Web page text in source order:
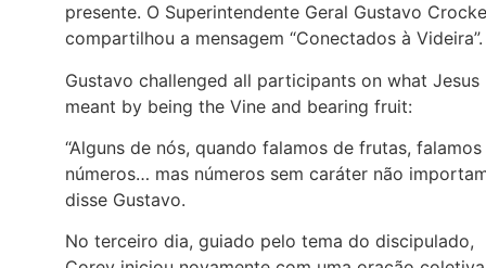
presente. O Superintendente Geral Gustavo
compartilhou a mensagem “Conectados à Videira”.
Gustavo challenged all participants on what Jesus
meant by being the Vine and bearing fruit:
“Alguns de nós, quando falamos de frutas,
números… mas números sem caráter não
disse Gustavo.
No terceiro dia, guiado pelo tema do discipulado,